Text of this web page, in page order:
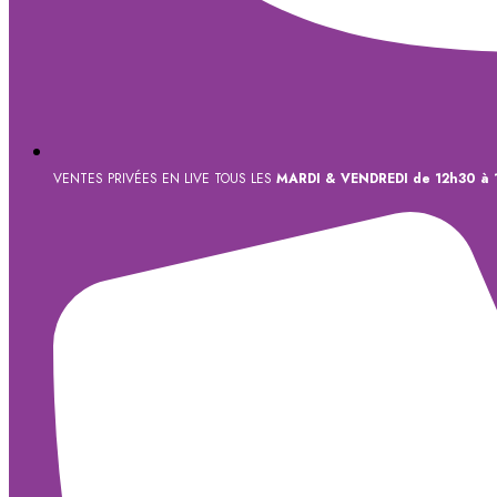
VENTES PRIVÉES EN LIVE TOUS LES MARDI & VENDREDI de 12h30 à